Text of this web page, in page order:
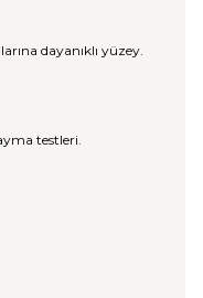
dayanıklı yüzey.
testleri.